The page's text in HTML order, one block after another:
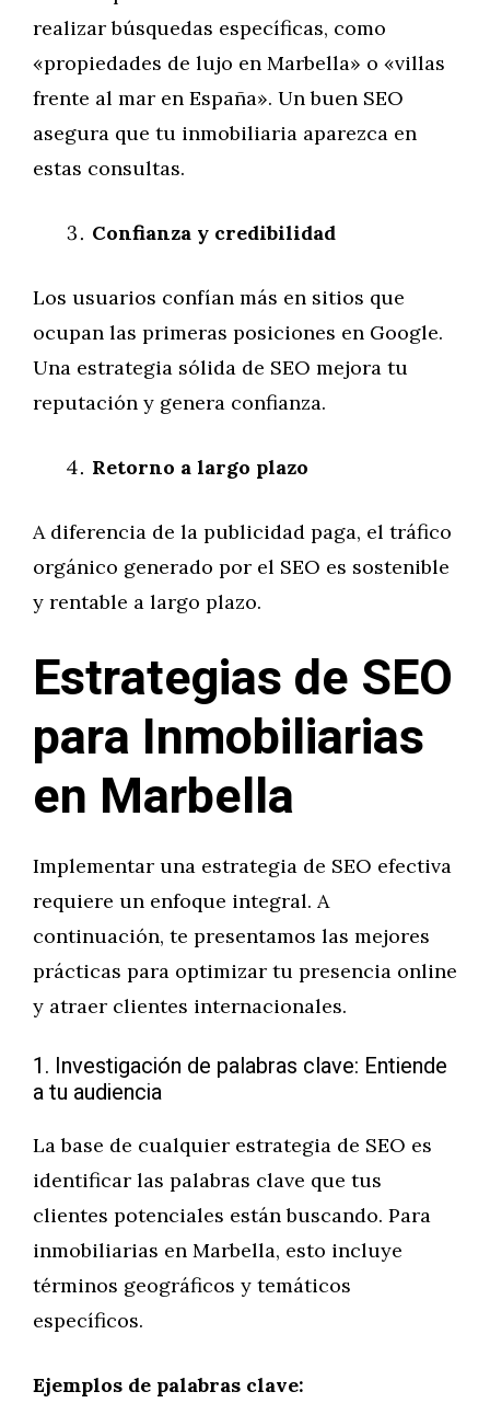
realizar búsquedas específicas, como
«propiedades de lujo en Marbella» o «villas
frente al mar en España». Un buen SEO
asegura que tu inmobiliaria aparezca en
estas consultas.
Confianza y credibilidad
Los usuarios confían más en sitios que
ocupan las primeras posiciones en Google.
Una estrategia sólida de SEO mejora tu
reputación y genera confianza.
Retorno a largo plazo
A diferencia de la publicidad paga, el tráfico
orgánico generado por el SEO es sostenible
y rentable a largo plazo.
Estrategias de SEO
para Inmobiliarias
en Marbella
Implementar una estrategia de SEO efectiva
requiere un enfoque integral. A
continuación, te presentamos las mejores
prácticas para optimizar tu presencia online
y atraer clientes internacionales.
1. Investigación de palabras clave: Entiende
a tu audiencia
La base de cualquier estrategia de SEO es
identificar las palabras clave que tus
clientes potenciales están buscando. Para
inmobiliarias en Marbella, esto incluye
términos geográficos y temáticos
específicos.
Ejemplos de palabras clave: